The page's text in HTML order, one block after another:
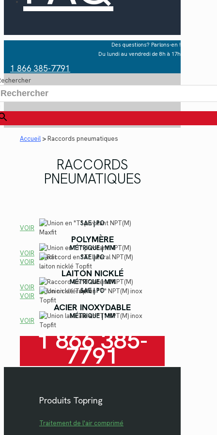
Des questions? Parlons-en !
Du lundi au vendredi de 8h à 17h
1 866 385-7791
Accueil >Raccords pneumatiques
RACCORDS
PNEUMATIQUES
POLYMÈRE
SAE | PO
VOIR
MÉTRIQUE | MM
VOIR
LAITON NICKLÉ
SAE | PO
VOIR
MÉTRIQUE | MM
VOIR
ACIER INOXYDABLE
SAE | PO
VOIR
MÉTRIQUE | MM
VOIR
1 866 385-
7791
Produits Topring
Traitement de l'air comprimé